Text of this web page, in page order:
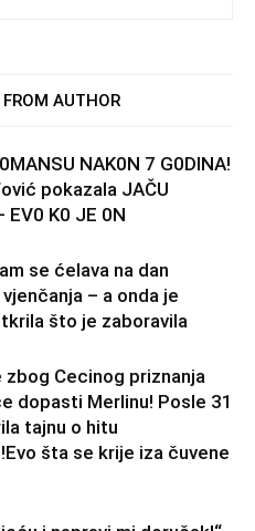
FROM AUTHOR
NAK0N 7 G0DlNA!
pokazala JAČU
EV0 K0 JE 0N
se ćelava na dan
– a onda je
što je zaboravila
zbog Cecinog priznanja
dopasti Merlinu! Posle 31
tajnu o hitu
šta se krije iza čuvene